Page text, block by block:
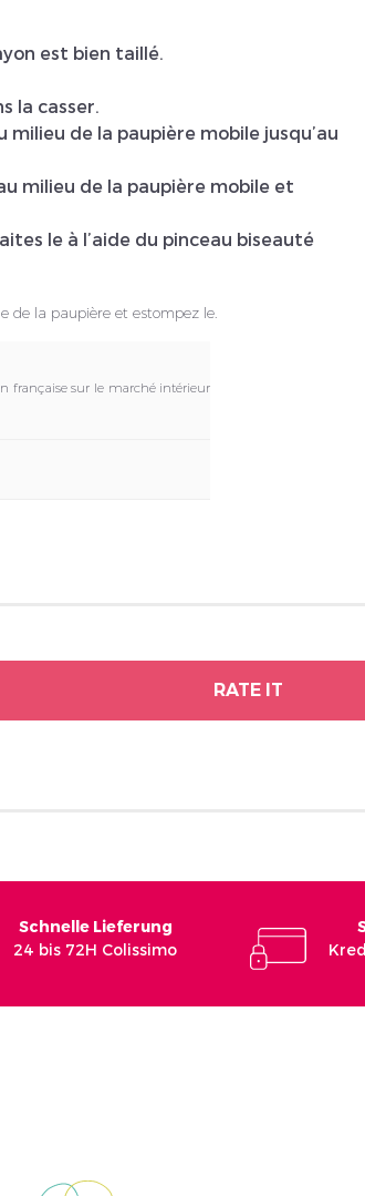
est bien taillé.
la casser.
de la paupière mobile jusqu’au
milieu de la paupière mobile et
le à l’aide du pinceau biseauté
de la paupière et estompez le.
française sur le marché intérieur
RATE IT
Schnelle Lieferung
24 bis 72H Colissimo